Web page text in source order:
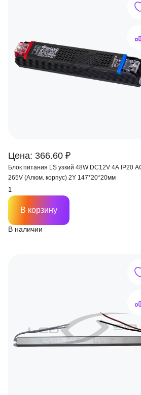
Цена: 366.60 ₽
Блок питания LS узкий 48W DC12V 4A IP20
265V (Алюм. корпус) 2Y 147*20*20мм
В наличии
В корзину